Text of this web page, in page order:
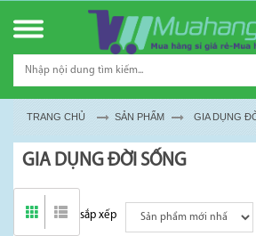
TRANG CHỦ SẢN PHẨM GIA DỤNG
GIA DỤNG ĐỜI SỐNG
sắp xếp